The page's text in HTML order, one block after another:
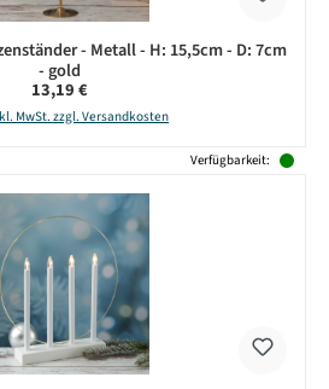
- Metall - H: 15,5cm - D: 7cm
- gold
Regulärer Preis:
13,19 €
MwSt. zzgl. Versandkosten
Verfügbarkeit: